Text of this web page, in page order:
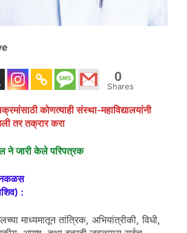
0
Shares
कोणत्याही संस्था-महाविद्यालयांनी
तर तक्रार करा
ने जारी केले परिपत्रक
:
माध्यमातून तांत्रिक, अभियांत्रीकी, विधी,